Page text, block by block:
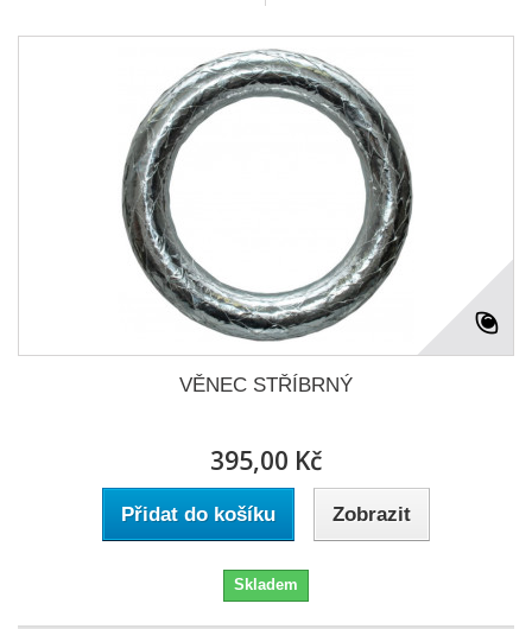
VĚNEC STŘÍBRNÝ
395,00 Kč
Přidat do košíku Zobrazit
Skladem